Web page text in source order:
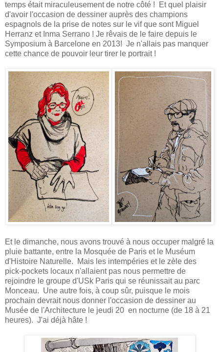
temps était miraculeusement de notre côté ! Et quel plaisir
d'avoir l'occasion de dessiner auprès des champions
espagnols de la prise de notes sur le vif que sont Miguel
Herranz et Inma Serrano ! Je rêvais de le faire depuis le
Symposium à Barcelone en 2013! Je n'allais pas manquer
cette chance de pouvoir leur tirer le portrait !
Et le dimanche, nous avons trouvé à nous occuper malgré la
pluie battante, entre la Mosquée de Paris et le Muséum
d'Histoire Naturelle. Mais les intempéries et le zèle des
pick-pockets locaux n'allaient pas nous permettre de
rejoindre le groupe d'USk Paris qui se réunissait au parc
Monceau. Une autre fois, à coup sûr, puisque le mois
prochain devrait nous donner l'occasion de dessiner au
Musée de l'Architecture le jeudi 20 en nocturne (de 18 à 21
heures). J'ai déjà hâte !